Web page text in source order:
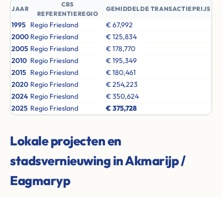
JAAR
CBS
REFERENTIEREGIO
GEMIDDELDE TRANSACTIEPRIJS
1995 Regio Friesland
€ 67,992
2000 Regio Friesland
€ 125,834
2005 Regio Friesland
€ 178,770
2010 Regio Friesland
€ 195,349
2015 Regio Friesland
€ 180,461
2020 Regio Friesland
€ 254,223
2024 Regio Friesland
€ 350,624
2025 Regio Friesland € 375,728
Lokale projecten en
stadsvernieuwing in Akmarijp /
Eagmaryp